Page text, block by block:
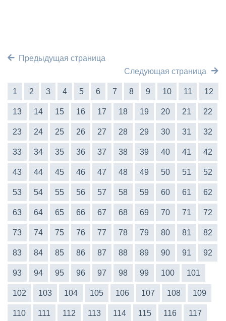
Предыдущая страница
Следующая страница
1 2 3 4 5 6 7 8 9 10 11 12
13 14 15 16 17 18 19 20 21 22
23 24 25 26 27 28 29 30 31 32
33 34 35 36 37 38 39 40 41 42
43 44 45 46 47 48 49 50 51 52
53 54 55 56 57 58 59 60 61 62
63 64 65 66 67 68 69 70 71 72
73 74 75 76 77 78 79 80 81 82
83 84 85 86 87 88 89 90 91 92
93 94 95 96 97 98 99 100 101
102 103 104 105 106 107 108 109
110 111 112 113 114 115 116 117